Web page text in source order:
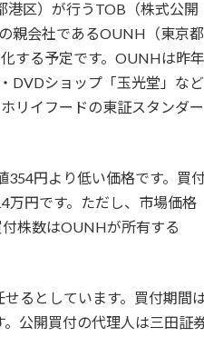
港区）が行うTOB（株式公開
親会社であるOUNH（東京都
する予定です。OUNHは昨年
DVDショップ「玉光堂」など
リイフードの東証スタンダー
354円より低い価格です。買
万円です。ただし、市場価格
株数はOUNHが所有する
るとしています。買付期間
公開買付の代理人は三田証